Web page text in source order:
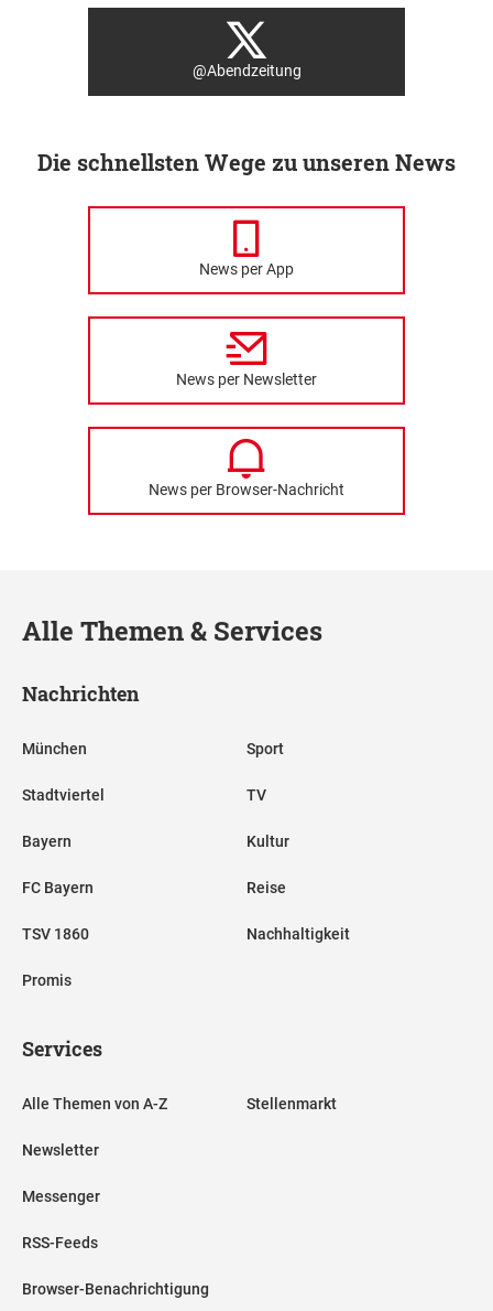
@Abendzeitung
Die schnellsten Wege zu unseren News
News per App
News per Newsletter
News per Browser-Nachricht
Alle Themen & Services
Nachrichten
München
Stadtviertel
Bayern
FC Bayern
TSV 1860
Promis
Sport
TV
Kultur
Reise
Nachhaltigkeit
Services
Alle Themen von A-Z
Newsletter
Messenger
RSS-Feeds
Browser-Benachrichtigung
Stellenmarkt